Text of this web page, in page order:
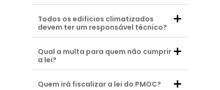
Todos os edificios climatizados
devem ter um responsável técnico?
Qual a multa para quem não cumprir
a lei?
Quem irá fiscalizar a lei do PMOC?